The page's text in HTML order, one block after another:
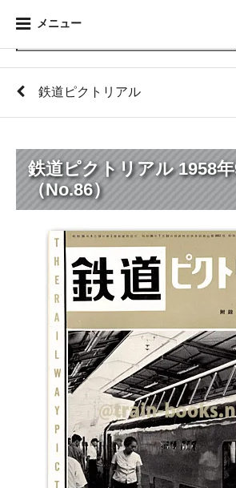
メニュー
鉄道ピクトリアル
鉄道ピクトリアル 1958
（No.86）